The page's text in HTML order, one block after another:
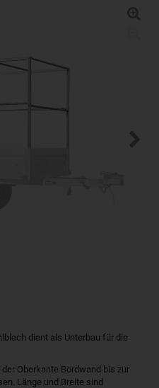
dient als Unterbau für die
Oberkante Bordwand bis zur
Länge und Breite sind